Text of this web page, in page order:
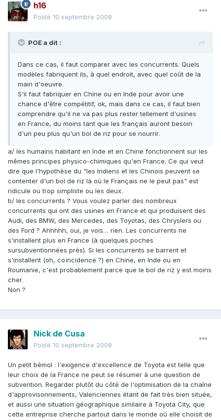
h16
Posté 10 septembre 2008
POE a dit :
Dans ce cas, il faut comparer avec les concurrents. Quels
modèles fabriquent ils, à quel endroit, avec quel coût de la
main d'oeuvre.
S'il faut fabriquer en Chine ou en Inde pour avoir une
chance d'être compétitif, ok, mais dans ce cas, il faut bien
comprendre qu'il ne va pas plus rester tellement d'usines
en France, du moins tant que les français auront besoin
d'un peu plus qu'un bol de riz pour se nourrir.
a/ les humains habitant en Inde et en Chine fonctionnent sur les
mêmes principes physico-chimiques qu'en France. Ce qui veut
dire que l'hypothèse du "les Indiens et les Chinois peuvent se
contenter d'un bol de riz là où le Français ne le peut pas" est
ridicule ou trop simpliste ou les deux.
b/ les concurrents ? Vous voulez parler des nombreux
concurrents qui ont des usines en France et qui produisent des
Audi, des BMW, des Mercedes, des Toyotas, des Chryslers ou
des Ford ? Ahhhhh, oui, je vois… rien. Les concurrents ne
s'installent plus en France (à quelques poches
sursubventionnées près). Si les concurrents se barrent et
s'installent (oh, coïncidence ?) en Chine, en Inde ou en
Roumanie, c'est probablement parce que le bol de riz y est moins
cher.
Non ?
Nick de Cusa
Posté 10 septembre 2008
Un petit bémol : l'exigence d'excellence de Toyota est telle que
leur choix de la France ne peut se résumer à une question de
subvention. Regarder plutôt du côté de l'optimisation de la chaîne
d'approvisonnements, Valenciennes étant de fait très bien située,
et aussi une situation géographique similaire à Toyota City, que
cette entreprise cherche partout dans le monde où elle choisit de